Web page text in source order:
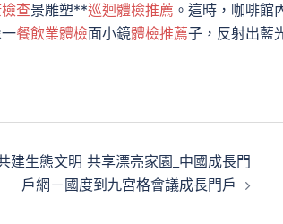
查景雕塑**巡迴體檢推薦 。這時，咖啡館
餐飲業體檢面小鏡體檢推薦子，反射出藍
建生態文明 共享漂亮家園_中國成長門
戶網－國度到九宮格會議成長門戶